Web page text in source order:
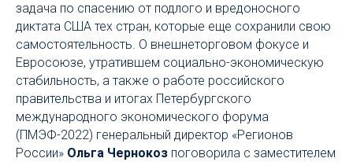
задача по спасению от подлого и вредоносного
диктата США тех стран, которые еще сохранили свою
самостоятельность. О внешнеторговом фокусе и
Евросоюзе, утратившем социально-экономическую
стабильность, а также о работе российского
правительства и итогах Петербургского
международного экономического форума
(ПМЭФ-2022) генеральный директор «Регионов
России» Ольга Чернокоз поговорила с заместителем